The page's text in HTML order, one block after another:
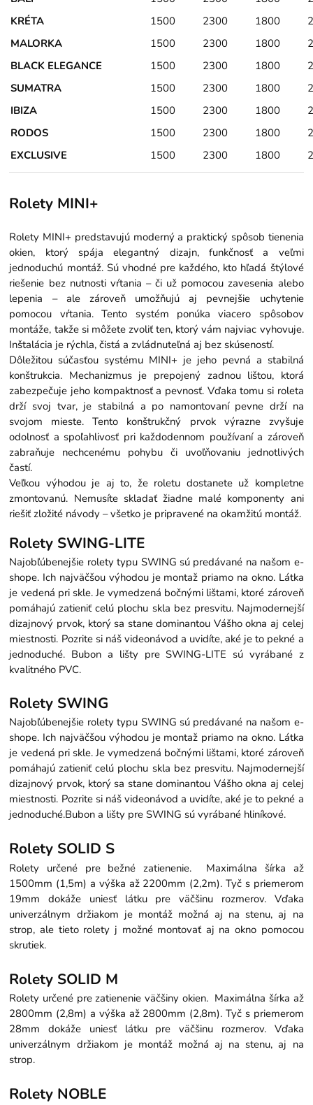
KRÉTA
1500 2300 1800
MALORKA
1500 2300 1800
BLACK ELEGANCE
1500 2300 1800
SUMATRA
1500 2300 1800
IBIZA
1500 2300 1800
RODOS
1500 2300 1800
EXCLUSIVE
1500 2300 1800
Rolety MINI+
Rolety MINI+ predstavujú moderný a praktický spôsob tienenia
okien, ktorý spája elegantný dizajn, funkčnosť a veľmi
jednoduchú montáž. Sú vhodné pre každého, kto hľadá štýlové
riešenie bez nutnosti vŕtania – či už pomocou zavesenia alebo
lepenia – ale zároveň umožňujú aj pevnejšie uchytenie
pomocou vŕtania. Tento systém ponúka viacero spôsobov
montáže, takže si môžete zvoliť ten, ktorý vám najviac vyhovuje.
Inštalácia je rýchla, čistá a zvládnuteľná aj bez skúseností.
Dôležitou súčasťou systému MINI+ je jeho pevná a stabilná
konštrukcia. Mechanizmus je prepojený zadnou lištou, ktorá
zabezpečuje jeho kompaktnosť a pevnosť. Vďaka tomu si roleta
drží svoj tvar, je stabilná a po namontovaní pevne drží na
svojom mieste. Tento konštrukčný prvok výrazne zvyšuje
odolnosť a spoľahlivosť pri každodennom používaní a zároveň
zabraňuje nechcenému pohybu či uvoľňovaniu jednotlivých
častí.
Veľkou výhodou je aj to, že roletu dostanete už kompletne
zmontovanú. Nemusíte skladať žiadne malé komponenty ani
riešiť zložité návody – všetko je pripravené na okamžitú montáž.
Rolety SWING-LITE
Najobľúbenejšie rolety typu SWING sú predávané na našom e-
shope. Ich najväčšou výhodou je montaž priamo na okno. Látka
je vedená pri skle. Je vymedzená bočnými lištami, ktoré zároveň
pomáhajú zatieniť celú plochu skla bez presvitu. Najmodernejší
dizajnový prvok, ktorý sa stane dominantou Vášho okna aj celej
miestnosti. Pozrite si náš videonávod a uvidíte, aké je to pekné a
jednoduché. Bubon a lišty pre SWING-LITE sú vyrábané z
kvalitného PVC.
Rolety SWING
Najobľúbenejšie rolety typu SWING sú predávané na našom e-
shope. Ich najväčšou výhodou je montaž priamo na okno. Látka
je vedená pri skle. Je vymedzená bočnými lištami, ktoré zároveň
pomáhajú zatieniť celú plochu skla bez presvitu. Najmodernejší
dizajnový prvok, ktorý sa stane dominantou Vášho okna aj celej
miestnosti. Pozrite si náš videonávod a uvidíte, aké je to pekné a
jednoduché.Bubon a lišty pre SWING sú vyrábané hliníkové.
Rolety SOLID S
Rolety určené pre bežné zatienenie. Maximálna šírka až
1500mm (1,5m) a výška až 2200mm (2,2m). Tyč s priemerom
19mm dokáže uniesť látku pre väčšinu rozmerov. Vďaka
univerzálnym držiakom je montáž možná aj na stenu, aj na
strop, ale tieto rolety j možné montovať aj na okno pomocou
skrutiek.
Rolety SOLID M
Rolety určené pre zatienenie väčšiny okien. Maximálna šírka až
2800mm (2,8m) a výška až 2800mm (2,8m). Tyč s priemerom
28mm dokáže uniesť látku pre väčšinu rozmerov. Vďaka
univerzálnym držiakom je montáž možná aj na stenu, aj na
strop.
Rolety NOBLE